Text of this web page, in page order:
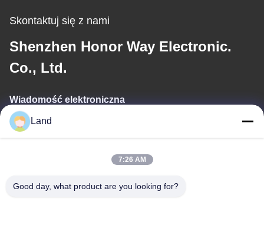
Skontaktuj się z nami
Shenzhen Honor Way Electronic.
Co., Ltd.
Wiadomość elektroniczna
land@szhw-tech.com
Adres
Land
7:26 AM
Good day, what product are you looking for?